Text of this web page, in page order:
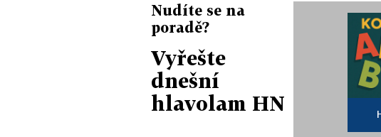
Nudíte se na
poradě?
Vyřešte
dnešní
hlavolam HN